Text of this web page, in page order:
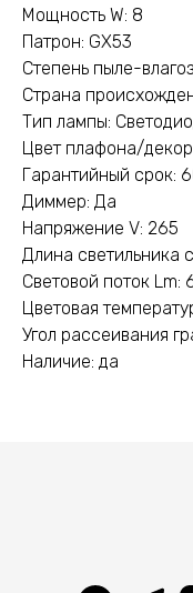
Мощность W: 8
Патрон: GX53
Степень пыле-
Страна
Тип лампы:
Цвет плафона/
Гарантийный срок:
Диммер: Да
Напряжение V: 265
Длина светильника
Световой поток Lm:
Цветовая
Угол рассеивания
Наличие: да